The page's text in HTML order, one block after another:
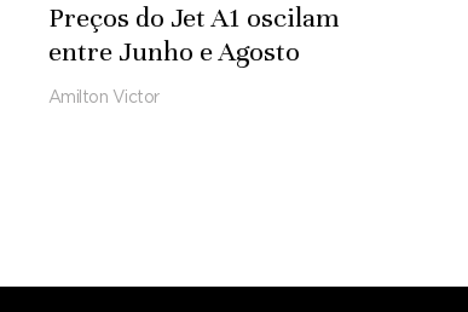
Preços do Jet A1 oscilam
entre Junho e Agosto
Amilton Victor